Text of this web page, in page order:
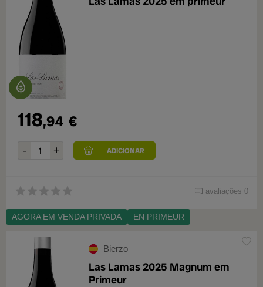
118,94 €
avaliações 0
AGORA EM VENDA PRIVADA EN PRIMEUR
Bierzo
Las Lamas 2025 Magnum em
Primeur